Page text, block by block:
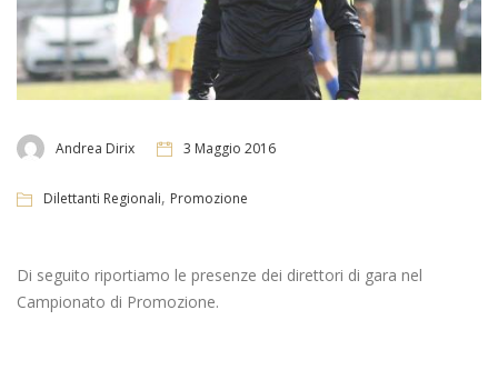
Andrea Dirix 3 Maggio 2016
Dilettanti Regionali, Promozione
Di seguito riportiamo le presenze dei direttori di gara nel
Campionato di Promozione.